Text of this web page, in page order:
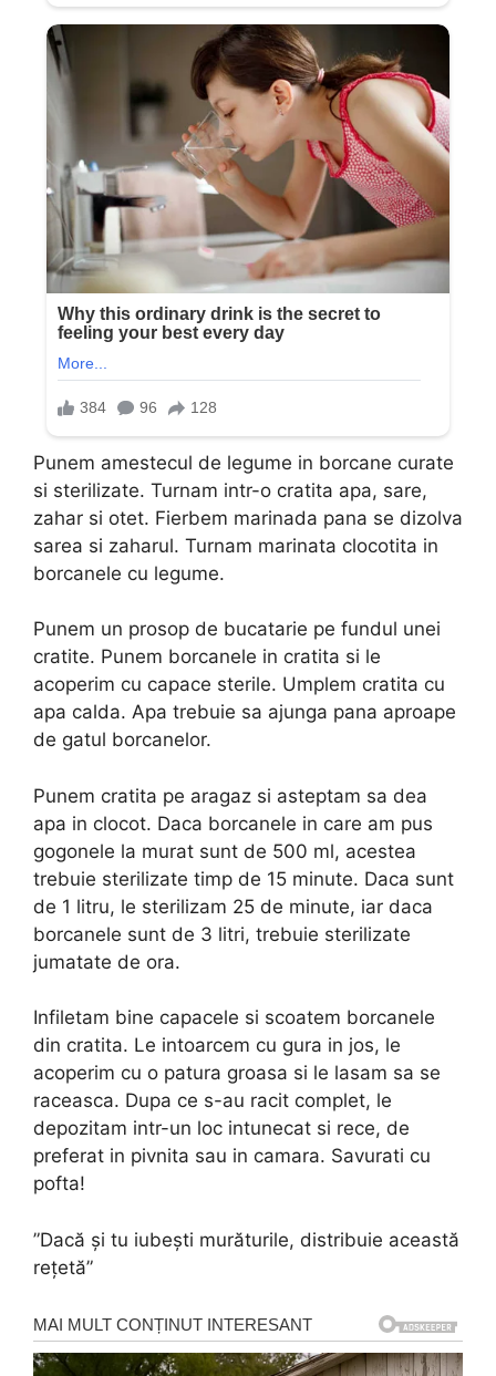
Punem amestecul de legume in borcane curate
si sterilizate. Turnam intr-o cratita apa, sare,
zahar si otet. Fierbem marinada pana se dizolva
sarea si zaharul. Turnam marinata clocotita in
borcanele cu legume.
Punem un prosop de bucatarie pe fundul unei
cratite. Punem borcanele in cratita si le
acoperim cu capace sterile. Umplem cratita cu
apa calda. Apa trebuie sa ajunga pana aproape
de gatul borcanelor.
Punem cratita pe aragaz si asteptam sa dea
apa in clocot. Daca borcanele in care am pus
gogonele la murat sunt de 500 ml, acestea
trebuie sterilizate timp de 15 minute. Daca sunt
de 1 litru, le sterilizam 25 de minute, iar daca
borcanele sunt de 3 litri, trebuie sterilizate
jumatate de ora.
Infiletam bine capacele si scoatem borcanele
din cratita. Le intoarcem cu gura in jos, le
acoperim cu o patura groasa si le lasam sa se
raceasca. Dupa ce s-au racit complet, le
depozitam intr-un loc intunecat si rece, de
preferat in pivnita sau in camara. Savurati cu
pofta!
”Dacă și tu iubești murăturile, distribuie această
rețetă”